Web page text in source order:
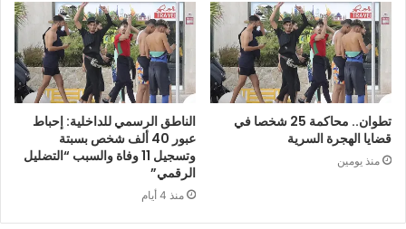
تطوان.. محاكمة 25 شخصا في
قضايا الهجرة السرية
منذ يومين
الناطق الرسمي للداخلية: إحباط
عبور 40 ألف شخص بسبتة
وتسجيل 11 وفاة والسبب “التضليل
الرقمي”
منذ 4 أيام